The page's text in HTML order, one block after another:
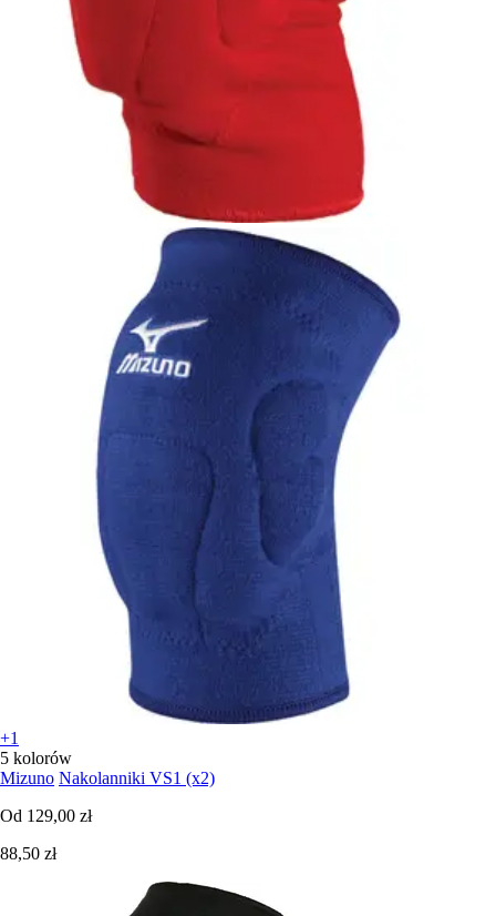
+1
5 kolorów
Mizuno Nakolanniki VS1 (x2)
Od 129,00 zł
88,50 zł